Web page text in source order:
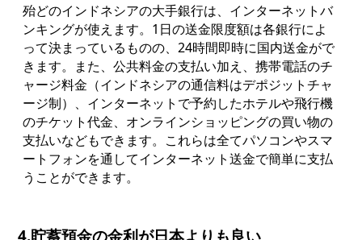
殆どのインドネシアの大手銀行は、インターネットバ
ンキングが使えます。1日の送金限度額は各銀行によ
って決まっているものの、24時間即時に国内送金がで
きます。また、公共料金の支払い加え、携帯電話のチ
ャージ料金（インドネシアの通信料はデポジットチャ
ージ制）、インターネットで予約したホテルや飛行機
のチケット代金、オンラインショッピングの買い物の
支払いなどもできます。これらは全てパソコンやスマ
ートフォンを通してインターネット送金で簡単に支払
うことができます。
4.貯蓄預金の金利が日本よりも良い